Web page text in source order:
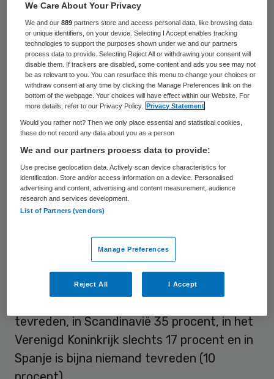
onderzoek van HIMSS Europe
500 beleidsmakers, onderzoekers, medisch
specialisten en vooral ICT’ers in
zorgorganisaties. De Nederlanders zetten
gegevensveiligheid op nummer één.
Zorgprofessionals in andere landen zien de
middelen, en vooral het gebrek daaraan, als
belangrijkste prioriteit.
Opmerkelijk genoeg zijn de Nederlanders in
het onderzoek van alle ondervraagden het
meest tevreden over het beschikbare ICT-
het gaat nog steeds om maar 40 procent
die het budget voldoende vindt. Maar in
andere landen ligt dat percentage lager. In
tevreden, in Scandinavië 35 procent, in het
Verenigd Koninkrijk slechts 17 procent en in
Spanje is bijna niemand tevreden (10
We Care About Your Privacy
We and our889 partners store and access personal data, like browsing data
or unique identifiers, on your device. Selecting I Accept enables tracking
technologies to support the purposes shown under we and our partners
process data to provide. Selecting Reject All or withdrawing your consent will
disable them. If trackers are disabled, some content and ads you see may not
be as relevant to you. You can resurface this menu to change your choices or
withdraw consent at any time by clicking the Manage Preferences link on the
bottom of the webpage. Your choices will have effect within our Website. For
more details, refer to our Privacy Policy.
Privacy Statement
Would you rather not? Then we only place essential and statistical cookies,
these do not record any data about you as a person
We and our partners process data to provide:
Use precise geolocation data. Actively scan device characteristics for
identification. Store and/or access information on a device. Personalised
advertising and content, advertising and content measurement, audience
research and services development.
List of Partners (vendors)
Manage Preferences
Reject All I Accept